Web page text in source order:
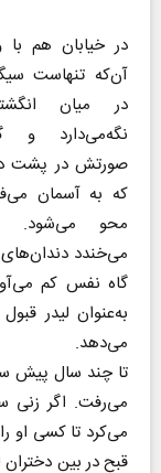
در خیابان هم با
آن‌که تنهاست
در میان
نگه‌می‌دارد و
صورتش در پشت
که به آسمان
محو می‌شود.
می‌خندد
گاه نفس کم
به‌عنوان لیدر
می‌دهد.
تا چند سال پیش
می‌رفت. اگر زنی
می‌کرد تا کسی او را
قبح در بین